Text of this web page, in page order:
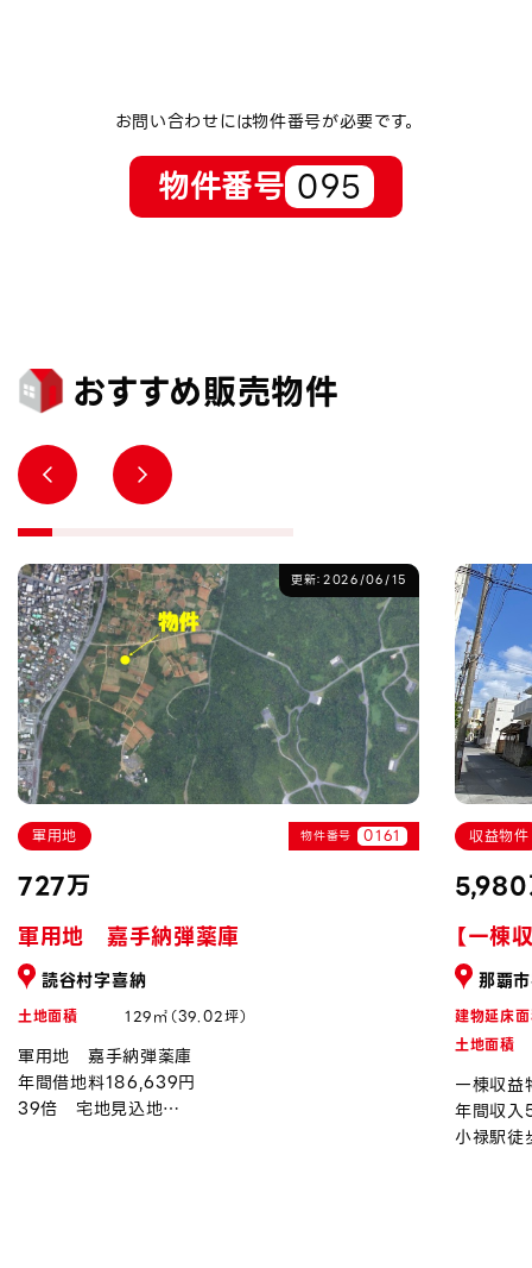
お問い合わせには物件番号が必要です。
物件番号 095
おすすめ販売物件
更新：2026/06/15
軍用地 物件番号 0161
727万
軍用地 嘉手納弾薬庫
読谷村字喜納
土地面積 129㎡（39.02坪）
軍用地 嘉手納弾薬庫
年間借地料186,639円
39倍 宅地見込地
収益物件
5,980
【一棟
那覇
建物延床
土地面積
一棟収益
年間収入
小禄駅徒